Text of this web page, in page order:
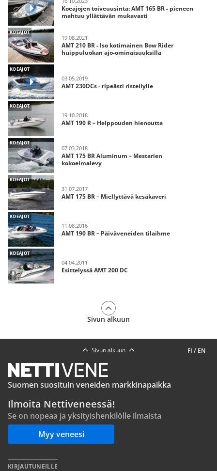
Koeajojen toiveuusinta: AMT 165 BR - pieneen
mahtuu yllättävän mukavasti
KOEAJOT
19.08.2021
AMT 210 BR - Iso kotimainen Bow Rider
huippuluokan ajo-ominaisuuksilla
KOEAJOT
03.05.2019
AMT 230DCs - ripeästi risteilylle
KOEAJOT
19.10.2018
AMT 190 R – Helppouden hienoutta
KOEAJOT
07.03.2018
AMT 175 BR Aluminum – Mestarien
kokoelmalevy
KOEAJOT
31.07.2017
AMT 175 BR – Miellyttävä kesäkaveri
KOEAJOT
11.08.2016
AMT 190 BR – Päiväveneiden tilaihme
KOEAJOT
04.04.2011
Esittelyssä AMT 200 DC
Sivun alkuun
FI / EN
Sivun alkuun
Suomen suosituin veneiden markkinapaikka
Ilmoita Nettiveneessä!
Se on nopeaa ja yksityishenkilölle ilmaista
Myy veneesi
KIRJAUTUNEILLE